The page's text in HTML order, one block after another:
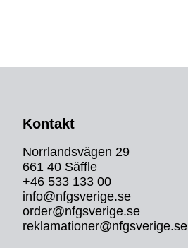
Kontakt
Norrlandsvägen 29
661 40 Säffle
+46 533 133 00
info@nfgsverige.se
order@nfgsverige.se
reklamationer@nfgsverige.se